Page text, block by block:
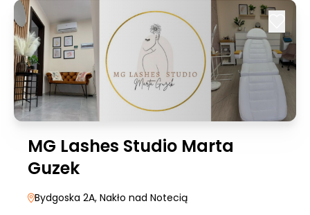
MG Lashes Studio Marta
Guzek
Bydgoska 2A, Nakło nad Notecią